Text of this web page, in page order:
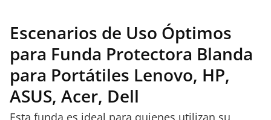
Escenarios de Uso Óptimos
para Funda Protectora Blanda
para Portátiles Lenovo, HP,
ASUS, Acer, Dell
Esta funda es ideal para quienes utilizan su